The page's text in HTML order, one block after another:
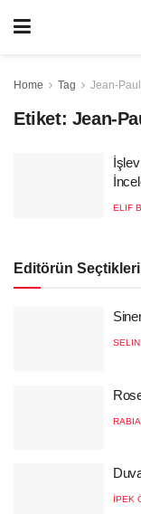
Home Tag Jean-
Etiket: Jean-
ELIF
Editörün Seçtikleri
SELIN
İPEK